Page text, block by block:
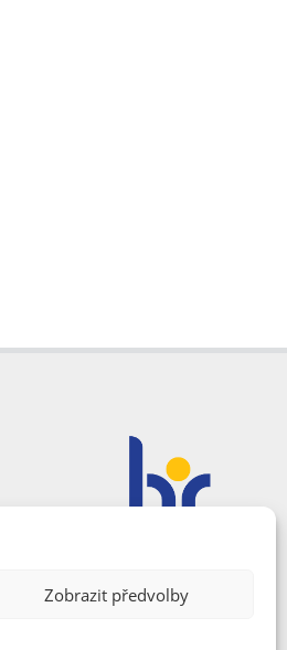
Zobrazit předvolby